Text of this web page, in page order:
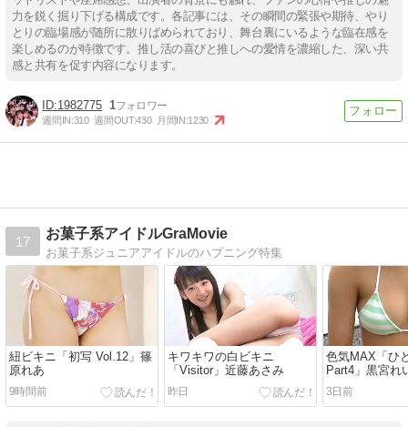
力を鋭く掘り下げる構成です。各記事には、その瞬間の緊張や期待、やり
とりの臨場感が随所に散りばめられており、舞台裏にいるような臨在感を
楽しめるのが特徴です。推し活の喜びと推しへの愛情を濃縮した、深い共
感と共有を促す内容になります。
1982775 1
週間IN:310 週間OUT:430 月間IN:1230
17
お菓子系アイドルGraMovie
お菓子系ジュニアアイドルのハプニング特集
紐ビキニ「初写 Vol.12」篠
原れあ
9時間前
キワキワの白ビキニ
「Visitor」近藤あさみ
昨日
色気MAX「ひ
Part4」黒宮れ
3日前